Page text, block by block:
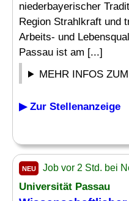
niederbayerischer
Region Strahlkraft und
Arbeits- und
Passau ist am [...]
MEHR INFOS
▶ Zur Stellenanzeige
NEU Job vor 2 Std. bei
Universität Passau